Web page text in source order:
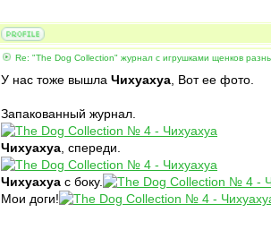
Re: "The Dog Collection" журнал с игрушками щенков
У нас тоже вышла Чихуахуа , Вот ее фото.
Запакованный журнал.
Чихуахуа , спереди.
Чихуахуа с боку.
Мои доги!